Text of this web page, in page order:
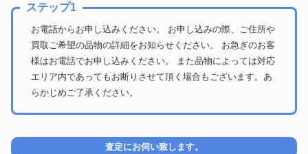
ステップ1
お電話からお申し込みください。 お申し込みの際、ご住所や
買取ご希望の品物の詳細をお知らせください。 お急ぎのお客
様はお電話でお申し込みください。 また品物によっては対応
エリア内であってもお断りさせて頂く場合もございます。あ
らかじめご了承ください。
査定にお伺い致します。